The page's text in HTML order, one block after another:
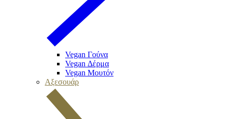
Vegan Γούνα
Vegan Δέρμα
Vegan Μουτόν
Αξεσουάρ